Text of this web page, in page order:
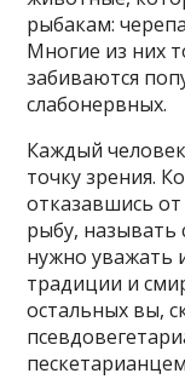
рыбакам:
Многие из них
забиваются
слабонервных.
Каждый
точку зрения.
отказавшись
рыбу, называть
нужно уважать
традиции и
остальных вы,